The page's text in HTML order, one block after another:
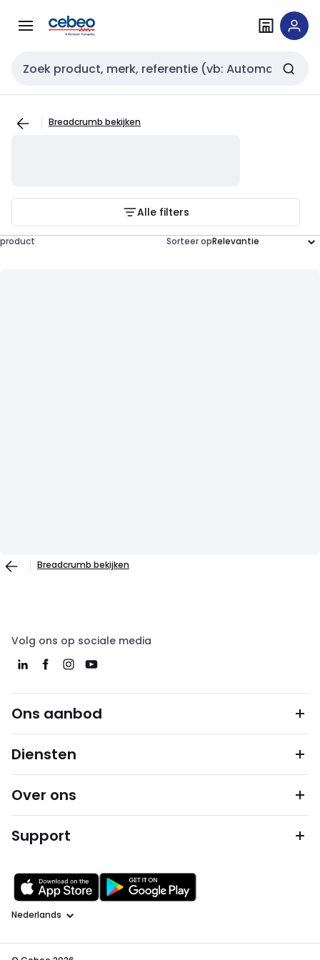
naar
naar
Zoekveld invoer
Breadcrumb bekijken
Alle filters
product Sorteer op
Breadcrumb bekijken
Volg ons op sociale media
Ons aanbod
Diensten
Over ons
Support
Taal